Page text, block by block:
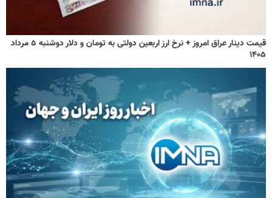
قیمت دینار عراق امروز + نرخ ارز اربعین دولتی به تومان و دلار دوشنبه ۵ مرداد
۱۴۰۵